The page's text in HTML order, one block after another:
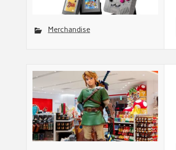
Merchandise